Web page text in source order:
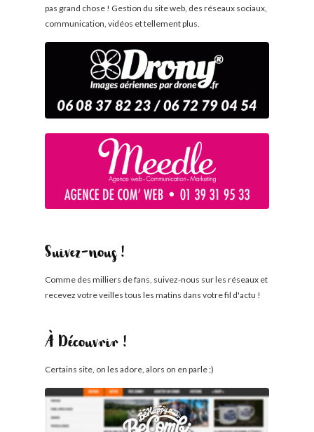
pas grand chose ! Gestion du site web, des réseaux sociaux,
communication, vidéos et tellement plus.
Suivez-nous !
Comme des milliers de fans, suivez-nous sur les réseaux et
recevez votre veilles tous les matins dans votre fil d'actu !
À Découvrir !
Certains site, on les adore, alors on en parle ;)